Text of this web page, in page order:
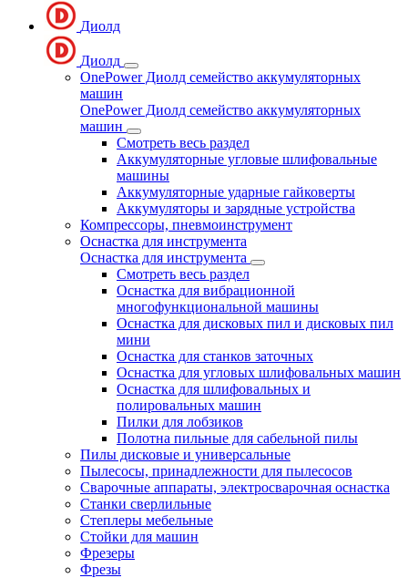
Диолд
Диолд
OnePower Диолд семейство аккумуляторных
машин
OnePower Диолд семейство аккумуляторных
машин
Смотреть весь раздел
Аккумуляторные угловые шлифовальные
машины
Аккумуляторные ударные гайковерты
Аккумуляторы и зарядные устройства
Компрессоры, пневмоинструмент
Оснастка для инструмента
Оснастка для инструмента
Смотреть весь раздел
Оснастка для вибрационной
многофункциональной машины
Оснастка для дисковых пил и дисковых пил
мини
Оснастка для станков заточных
Оснастка для угловых шлифовальных машин
Оснастка для шлифовальных и
полировальных машин
Пилки для лобзиков
Полотна пильные для сабельной пилы
Пилы дисковые и универсальные
Пылесосы, принадлежности для пылесосов
Сварочные аппараты, электросварочная оснастка
Станки сверлильные
Степлеры мебельные
Стойки для машин
Фрезеры
Фрезы